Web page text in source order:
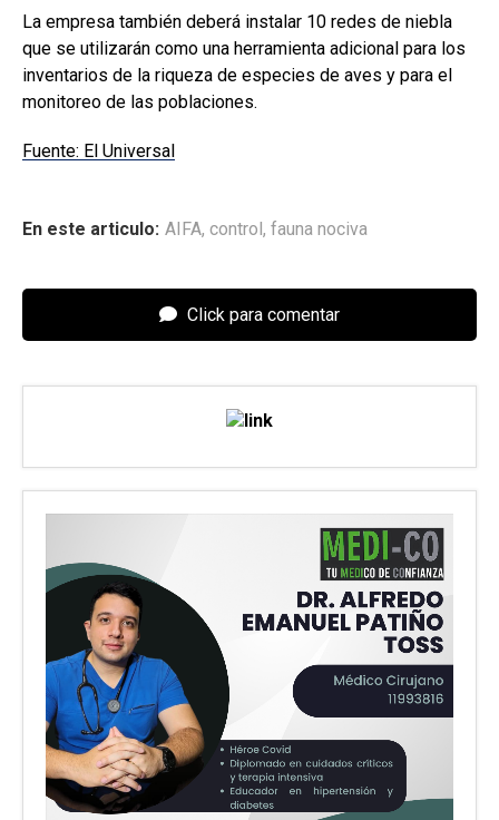
La empresa también deberá instalar 10 redes de niebla
que se utilizarán como una herramienta adicional para los
inventarios de la riqueza de especies de aves y para el
monitoreo de las poblaciones.
Fuente: El Universal
En este articulo: AIFA, control , fauna nociva
Click para comentar